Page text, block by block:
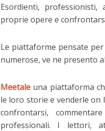
Esordienti,
proprie opere e
Le piattaforme pensate
numerose, ve ne presento
Meetale una piattaforma
le loro storie e venderle on
confrontarsi,
professionali. I lettori,